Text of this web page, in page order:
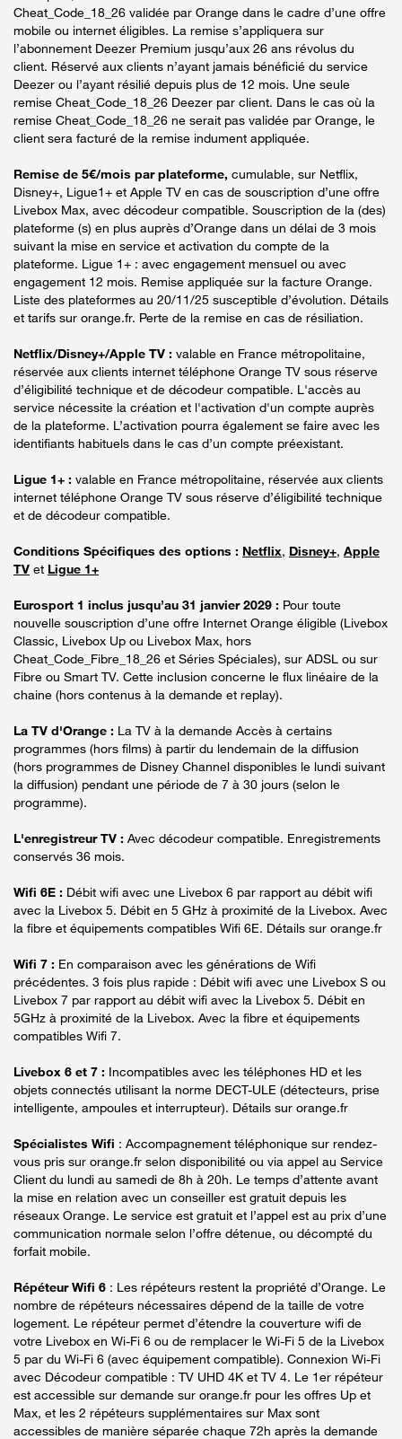
Cheat_Code_18_26 validée par Orange dans le cadre d’une offre
mobile ou internet éligibles. La remise s’appliquera sur
l’abonnement Deezer Premium jusqu’aux 26 ans révolus du
client. Réservé aux clients n’ayant jamais bénéficié du service
Deezer ou l’ayant résilié depuis plus de 12 mois. Une seule
remise Cheat_Code_18_26 Deezer par client. Dans le cas où la
remise Cheat_Code_18_26 ne serait pas validée par Orange, le
client sera facturé de la remise indument appliquée.
Remise de 5€/mois par plateforme, cumulable, sur Netflix,
Disney+, Ligue1+ et Apple TV en cas de souscription d’une offre
Livebox Max, avec décodeur compatible. Souscription de la (des)
plateforme (s) en plus auprès d’Orange dans un délai de 3 mois
suivant la mise en service et activation du compte de la
plateforme. Ligue 1+ : avec engagement mensuel ou avec
engagement 12 mois. Remise appliquée sur la facture Orange.
Liste des plateformes au 20/11/25 susceptible d’évolution. Détails
et tarifs sur orange.fr. Perte de la remise en cas de résiliation.
Netflix/Disney+/Apple TV : valable en France métropolitaine,
réservée aux clients internet téléphone Orange TV sous réserve
d’éligibilité technique et de décodeur compatible. L'accès au
service nécessite la création et l'activation d'un compte auprès
de la plateforme. L’activation pourra également se faire avec les
identifiants habituels dans le cas d’un compte préexistant.
Ligue 1+ : valable en France métropolitaine, réservée aux clients
internet téléphone Orange TV sous réserve d’éligibilité technique
et de décodeur compatible.
Conditions Spécifiques des options : Netflix, Disney+, Apple
TV et Ligue 1+
Eurosport 1 inclus jusqu’au 31 janvier 2029 : Pour toute
nouvelle souscription d’une offre Internet Orange éligible (Livebox
Classic, Livebox Up ou Livebox Max, hors
Cheat_Code_Fibre_18_26 et Séries Spéciales), sur ADSL ou sur
Fibre ou Smart TV. Cette inclusion concerne le flux linéaire de la
chaine (hors contenus à la demande et replay).
La TV d'Orange : La TV à la demande Accès à certains
programmes (hors films) à partir du lendemain de la diffusion
(hors programmes de Disney Channel disponibles le lundi suivant
la diffusion) pendant une période de 7 à 30 jours (selon le
programme).
L'enregistreur TV : Avec décodeur compatible. Enregistrements
conservés 36 mois.
Wifi 6E : Débit wifi avec une Livebox 6 par rapport au débit wifi
avec la Livebox 5. Débit en 5 GHz à proximité de la Livebox. Avec
la fibre et équipements compatibles Wifi 6E. Détails sur orange.fr
Wifi 7 : En comparaison avec les générations de Wifi
précédentes. 3 fois plus rapide : Débit wifi avec une Livebox S ou
Livebox 7 par rapport au débit wifi avec la Livebox 5. Débit en
5GHz à proximité de la Livebox. Avec la fibre et équipements
compatibles Wifi 7.
Livebox 6 et 7 : Incompatibles avec les téléphones HD et les
objets connectés utilisant la norme DECT-ULE (détecteurs, prise
intelligente, ampoules et interrupteur). Détails sur orange.fr
Spécialistes Wifi : Accompagnement téléphonique sur rendez-
vous pris sur orange.fr selon disponibilité ou via appel au Service
Client du lundi au samedi de 8h à 20h. Le temps d’attente avant
la mise en relation avec un conseiller est gratuit depuis les
réseaux Orange. Le service est gratuit et l’appel est au prix d’une
communication normale selon l’offre détenue, ou décompté du
forfait mobile.
Répéteur Wifi 6 : Les répéteurs restent la propriété d’Orange. Le
nombre de répéteurs nécessaires dépend de la taille de votre
logement. Le répéteur permet d’étendre la couverture wifi de
votre Livebox en Wi-Fi 6 ou de remplacer le Wi-Fi 5 de la Livebox
5 par du Wi-Fi 6 (avec équipement compatible). Connexion Wi-Fi
avec Décodeur compatible : TV UHD 4K et TV 4. Le 1er répéteur
est accessible sur demande sur orange.fr pour les offres Up et
Max, et les 2 répéteurs supplémentaires sur Max sont
accessibles de manière séparée chaque 72h après la demande